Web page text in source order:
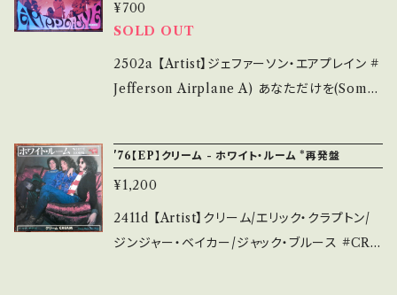
方のご購入をお願い致します。 Please purcha
se it if you understand that it is second
hand. *詳しくは ■■■状態・説明 / 発送につ
いて■■■ をご覧ください。 https://onbanku
o?si=lluaHguK14OtJlcg 【Condition】 Jac
ket/Record：B/B (国内盤) ___________
______________ 【About the state/状
態説明】 S・新品未開封など A・綺麗・キズ等も
足しています。 *中古という事をご理解して頂け
る方のご購入をお願い致します。 Please purc
hase it if you understand that it is secon
d hand. *詳しくは ■■■状態・説明 / 発送に
¥700
SOLD OUT
2502a 【Artist】ジェファーソン・エアプレイン #
Jefferson Airplane A) あなただけを(Some
S-1752 / ビクター *フラワー世代の代表曲！ 参
考視聴: https://youtu.be/0QcctiOIJ6I 【Co
ndition】 Jacket/Record：B/B (国内盤/2nd
Press) *別インナー痛み _____________
'76【EP】クリーム - ホワイト・ルーム *再発盤
¥1,200
2411d 【Artist】クリーム/エリック・クラプトン/
ジンジャー・ベイカー/ジャック・ブルース #CRE